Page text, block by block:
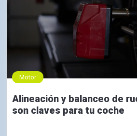
Motor
Alineación y balanceo de
son claves para tu coche